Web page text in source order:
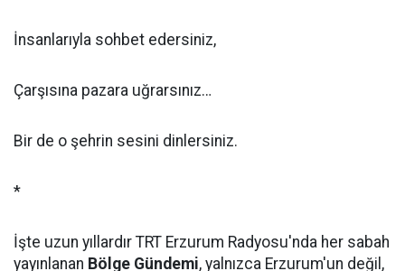
İnsanlarıyla sohbet edersiniz,
Çarşısına pazara uğrarsınız…
Bir de o şehrin sesini dinlersiniz.
*
İşte uzun yıllardır TRT Erzurum Radyosu'nda her sabah
yayınlanan Bölge Gündemi, yalnızca Erzurum'un değil,